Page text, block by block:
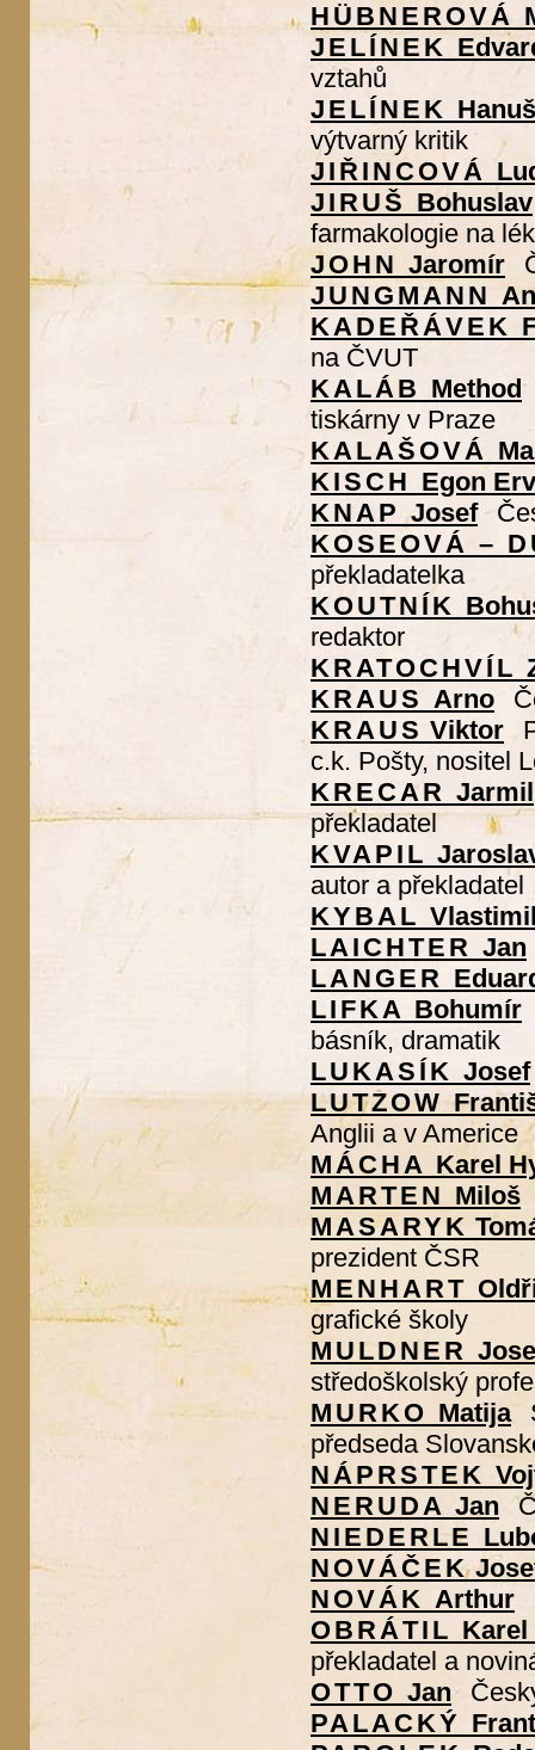
HÜBNEROVÁ
JELÍNEK
vztahů
JELÍNEK Hanuš
výtvarný kritik
JIŘINCOVÁ
JIRUŠ Bohuslav
farmakologie na
JOHN Jaromír
JUNGMANN
KADEŘÁVEK
na ČVUT
KALÁB Method
tiskárny v Praze
KALAŠOVÁ
KISCH Egon
KNAPJosef
KOSEOVÁ –
překladatelka
KOUTNÍK
redaktor
KRATOCHVÍL
KRAUS Arno
KRAUS Viktor
c.k. Pošty, nositel
KRECAR Jarmil
překladatel
KVAPIL
autor a překladatel
KYBAL
LAICHTER Jan
LANGER
LIFKA Bohumír
básník, dramatik
LUKASÍK Josef
LUTZOW
Anglii a v Americe
MÁCHA Karel
MARTEN Miloš
MASARYK
prezident ČSR
MENHART
grafické školy
MULDNER
středoškolský
MURKO Matija
předseda
NÁPRSTEK
NERUDA Jan
NIEDERLE
NOVÁČEK
NOVÁK Arthur
OBRÁTIL Karel
překladatel a
OTTO Jan
PALACKÝ